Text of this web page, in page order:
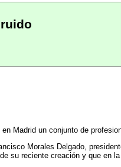
Madrid un conjunto de
Morales Delgado,
su reciente creación y que en